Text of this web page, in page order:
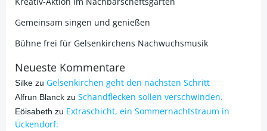
Gemeinsam singen und genießen
Bühne frei für Gelsenkirchens Nachwuchsmusik
Neueste Kommentare
Silke zu Gelsenkirchen geht den nächsten Schritt
Alfrun Blanck zu Schandflecken sollen verschwinden.
Eöisabeth zu Extraschicht, ein Sommernachtstraum in
Ückendorf: